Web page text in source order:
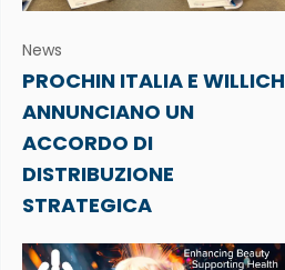
News
PROCHIN ITALIA E WILLICH
ANNUNCIANO UN
ACCORDO DI
DISTRIBUZIONE
STRATEGICA